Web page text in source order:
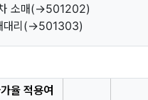
소매(→501202)
대리(→501303)
율 적용여